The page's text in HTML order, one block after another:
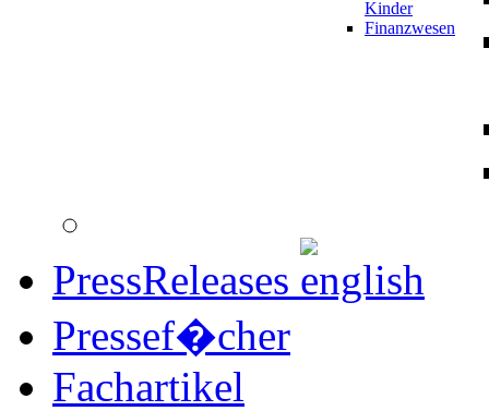
Kinder
Finanzwesen
PressReleases
Pressef�cher
Fachartikel